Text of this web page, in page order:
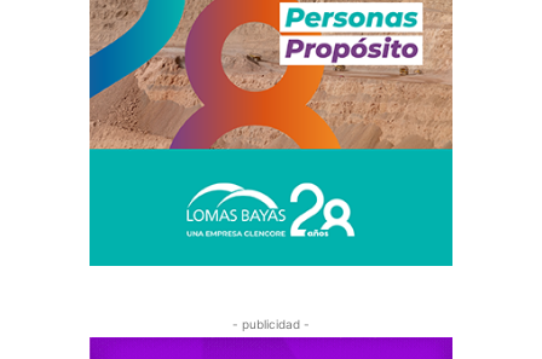
- publicidad -